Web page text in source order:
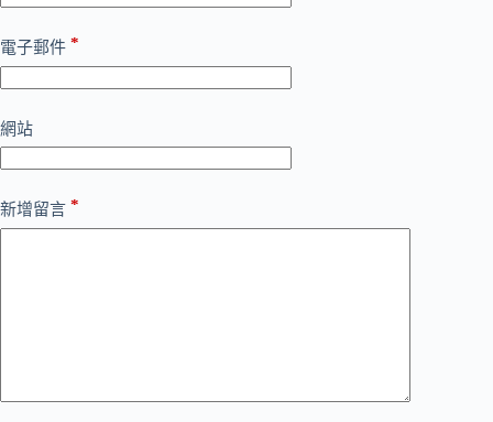
電子郵件 *
網站
新增留言 *